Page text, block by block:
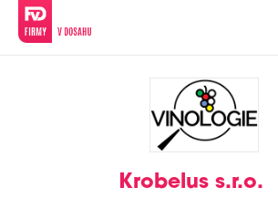
Krobelus s.r.o.